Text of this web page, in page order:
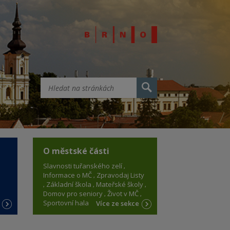
O městské části
Slavnosti tuřanského zelí
Informace o MČ Zpravodaj Listy
Základní škola
Mateřské školy
Domov pro seniory Život v MČ
Sportovní hala
Více ze sekce